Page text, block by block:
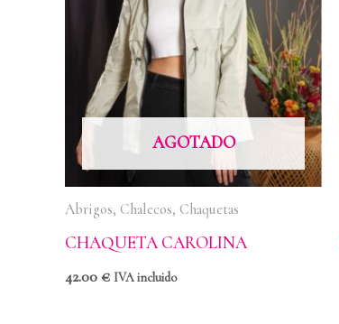
AGOTADO
Abrigos, Chalecos, Chaquetas
CHAQUETA CAROLINA
42.00€ IVA incluido